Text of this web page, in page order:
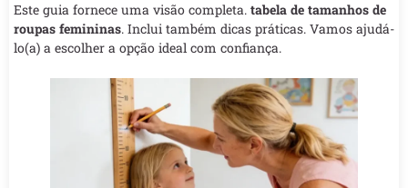
Este guia fornece uma visão completa. tabela de tamanhos de
roupas femininas. Inclui também dicas práticas. Vamos ajudá-
lo(a) a escolher a opção ideal com confiança.